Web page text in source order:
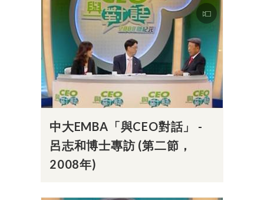
中大EMBA「與CEO對話」 -
呂志和博士專訪 (第二節，
2008年)